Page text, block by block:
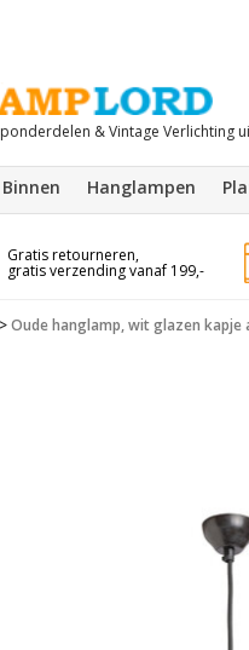
& Vintage Verlichting
Hanglampen
Gratis retourneren,
gratis verzending vanaf 199,-
>Oude hanglamp, wit glazen kapje